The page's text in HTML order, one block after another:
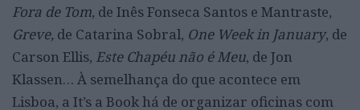
Fora de Tom, de Inês Fonseca Santos e Mantraste,
Greve, de Catarina Sobral, One Week in January, de
Carson Ellis, Este Chapéu não é Meu, de Jon
Klassen… À semelhança do que acontece em
Lisboa, a It’s a Book há de organizar oficinas com